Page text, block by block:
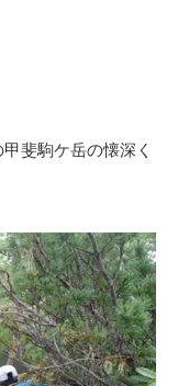
斐駒ケ岳の懐深く